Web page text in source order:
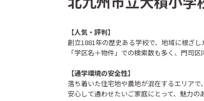
【人気・評判】
創立1881年の歴史ある学校で、地域に根ざし
「学区名＋物件」での検索数も多く、門司
【通学環境の安全性】
落ち着いた住宅地や農地が混在するエリアで
安心して通わせたいご家庭にとって、魅力の